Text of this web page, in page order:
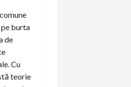
burta
de
Cu
teorie